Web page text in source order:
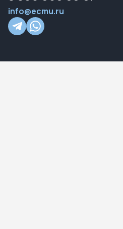
info@ecmu.ru